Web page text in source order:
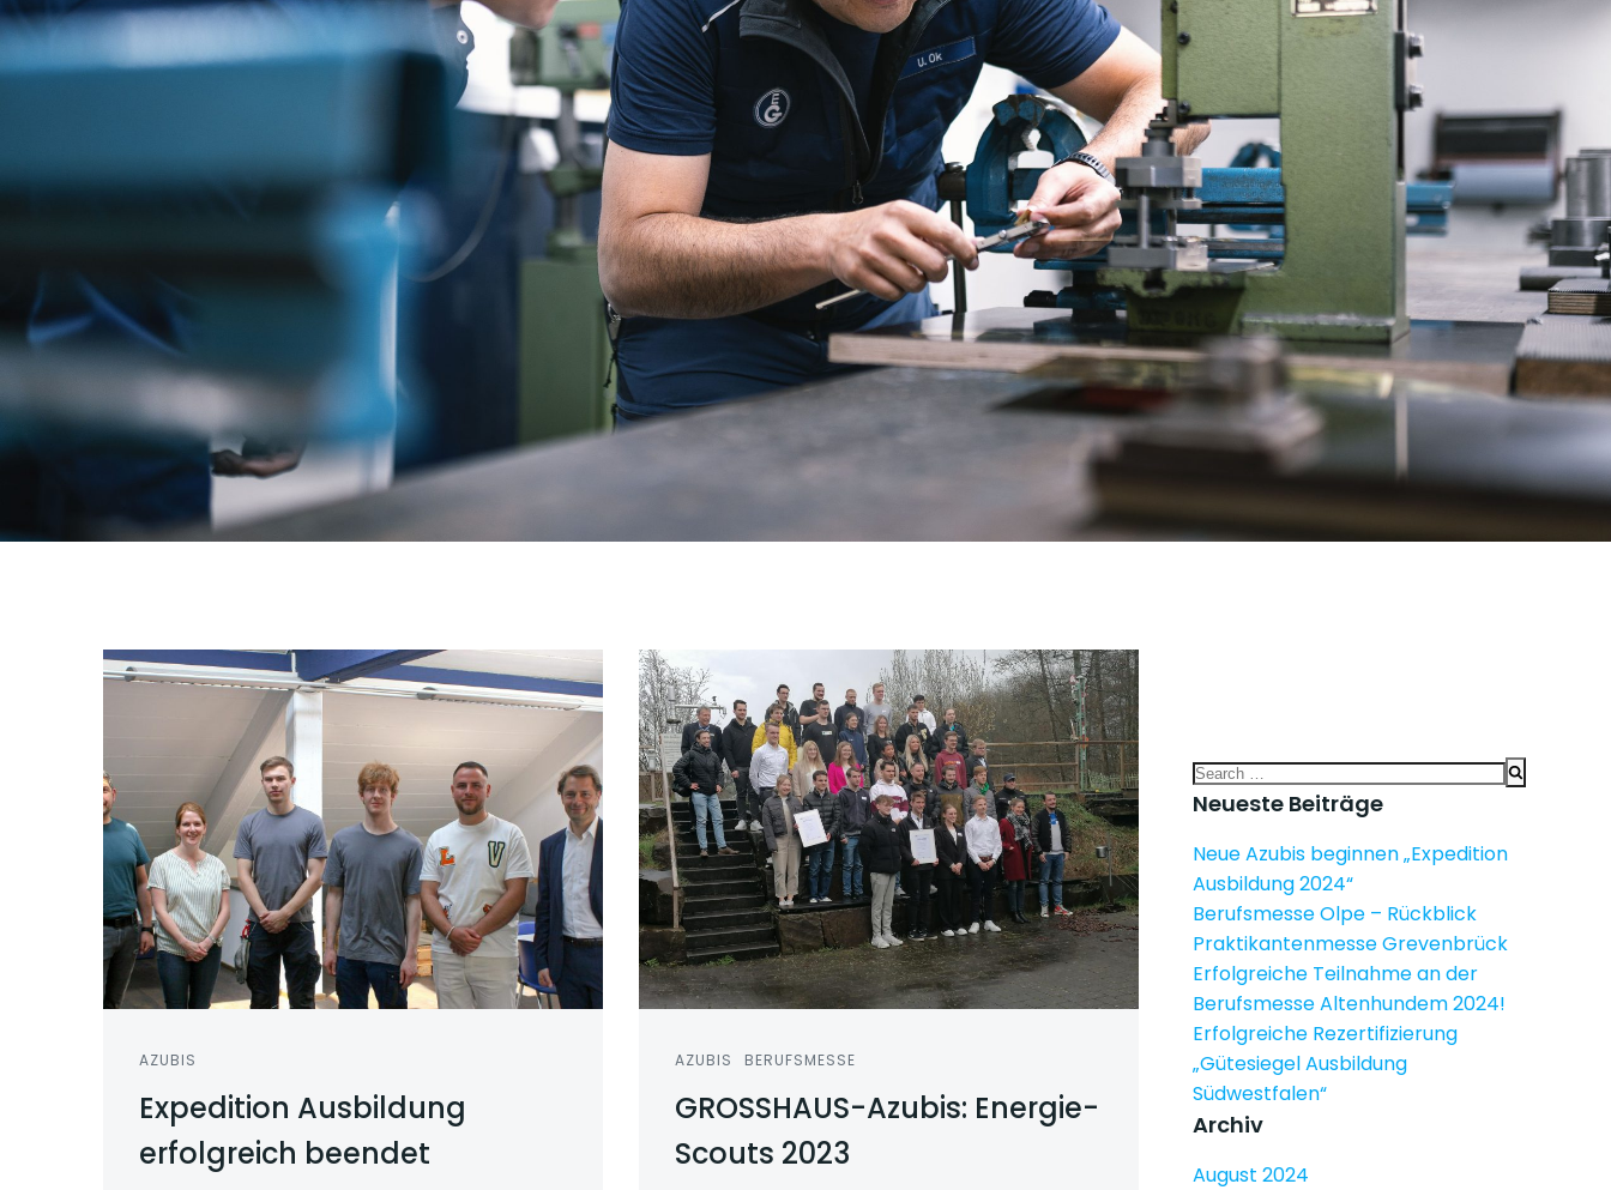
AZUBIS
Expedition Ausbildung
erfolgreich beendet
AZUBIS BERUFSMESSE
GROSSHAUS-Azubis: Energie-
Scouts 2023
Search
for:
Neueste Beiträge
Neue Azubis beginnen „Expedition
Ausbildung 2024“
Berufsmesse Olpe – Rückblick
Praktikantenmesse Grevenbrück
Erfolgreiche Teilnahme an der
Berufsmesse Altenhundem 2024!
Erfolgreiche Rezertifizierung
„Gütesiegel Ausbildung
Südwestfalen“
Archiv
August 2024